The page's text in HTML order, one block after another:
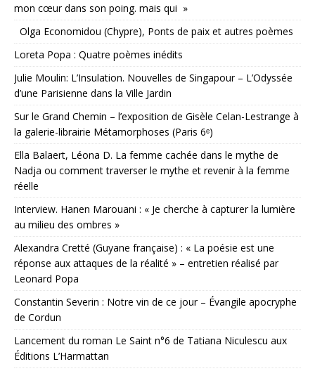
mon cœur dans son poing. mais qui »
Olga Economidou (Chypre), Ponts de paix et autres poèmes
Loreta Popa : Quatre poèmes inédits
Julie Moulin: L’Insulation. Nouvelles de Singapour – L’Odyssée
d’une Parisienne dans la Ville Jardin
Sur le Grand Chemin – l’exposition de Gisèle Celan-Lestrange à
la galerie-librairie Métamorphoses (Paris 6ᵉ)
Ella Balaert, Léona D. La femme cachée dans le mythe de
Nadja ou comment traverser le mythe et revenir à la femme
réelle
Interview. Hanen Marouani : « Je cherche à capturer la lumière
au milieu des ombres »
Alexandra Cretté (Guyane française) : « La poésie est une
réponse aux attaques de la réalité » – entretien réalisé par
Leonard Popa
Constantin Severin : Notre vin de ce jour – Évangile apocryphe
de Cordun
Lancement du roman Le Saint n°6 de Tatiana Niculescu aux
Éditions L’Harmattan